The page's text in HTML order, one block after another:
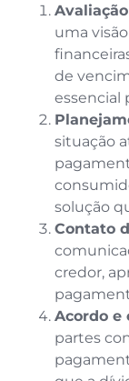
uma
de
essencial
situação
solução
Contato
credor,
Acordo e
partes